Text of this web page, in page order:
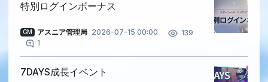
特別ログインボーナス
GM アスニア管理局 2026-07-15 00:00
139
1
7DAYS成長イベント